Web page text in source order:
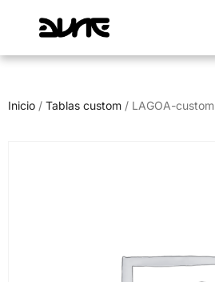
Inicio / Tablas custom / LAGOA-custom